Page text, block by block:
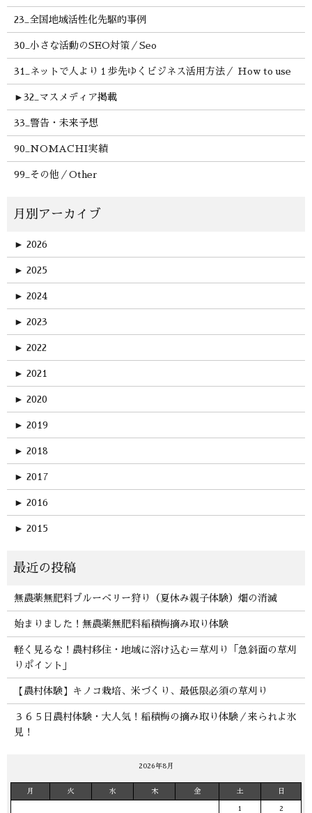
23_全国地域活性化先駆的事例
30_小さな活動のSEO対策／Seo
31_ネットで人より１歩先ゆくビジネス活用方法／ How to use
► 32_マスメディア掲載
33_警告・未来予想
90_NOMACHI実績
99_その他／Other
► 2026
► 2025
► 2024
► 2023
► 2022
► 2021
► 2020
► 2019
► 2018
► 2017
► 2016
► 2015
無農薬無肥料ブルーベリー狩り（夏休み親子体験）畑の消滅
始まりました！無農薬無肥料稲積梅摘み取り体験
軽く見るな！農村移住・地域に溶け込む＝草刈り「急斜面の草刈
りポイント」
【農村体験】キノコ栽培、米づくり、最低限必須の草刈り
３６５日農村体験・大人気！稲積梅の摘み取り体験／来られよ氷
見！
2026年8月
月 火 水 木 金 土 日
1 2